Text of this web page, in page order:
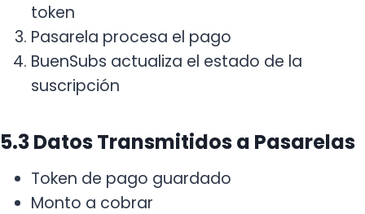
token
Pasarela procesa el pago
BuenSubs actualiza el estado de la
suscripción
5.3 Datos Transmitidos a Pasarelas
Token de pago guardado
Monto a cobrar